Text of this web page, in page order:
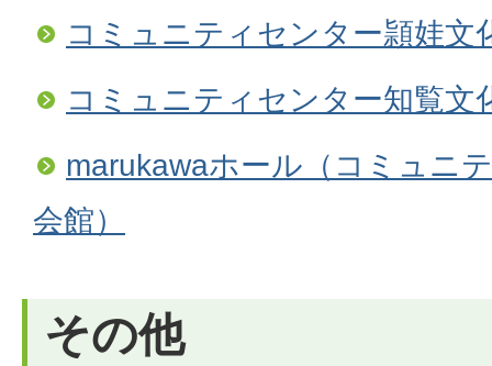
コミュニティセンター頴娃文
コミュニティセンター知覧文
marukawaホール（コミュニ
会館）
その他